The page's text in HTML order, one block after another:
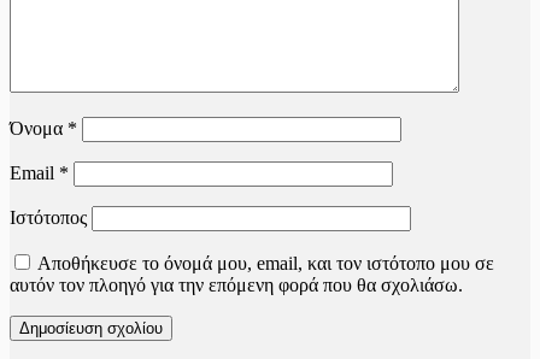
Όνομα *
Email *
Ιστότοπος
Αποθήκευσε το όνομά μου, email, και τον ιστότοπο μου σε
αυτόν τον πλοηγό για την επόμενη φορά που θα σχολιάσω.